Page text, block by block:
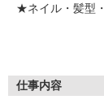
★ネイル・髪型
でも心配ご無用！
仕事内容